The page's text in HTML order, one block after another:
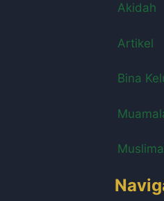
Akidah
Artikel
Bina